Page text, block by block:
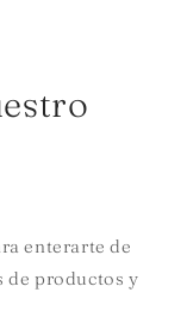
enterarte de
de productos y